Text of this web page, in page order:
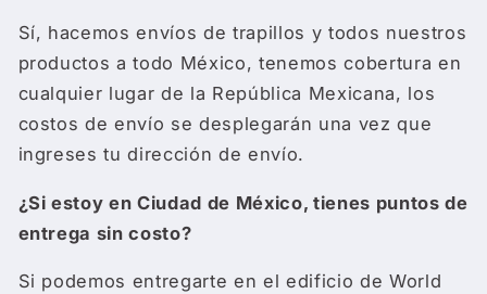
Sí, hacemos envíos de trapillos y todos nuestros
productos a todo México, tenemos cobertura en
cualquier lugar de la República Mexicana, los
costos de envío se desplegarán una vez que
ingreses tu dirección de envío.
¿Si estoy en Ciudad de México, tienes puntos de
entrega sin costo?
Si podemos entregarte en el edificio de World